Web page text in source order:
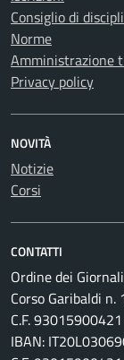
Consiglio di
Norme
Amministrazione
Privacy policy
NOVITÀ
Notizie
Corsi
CONTATTI
Ordine dei
Corso Garibaldi
C.F.
IBAN: